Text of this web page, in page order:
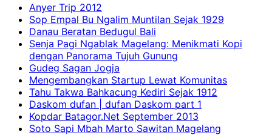
Anyer Trip 2012
Sop Empal Bu Ngalim Muntilan Sejak 1929
Danau Beratan Bedugul Bali
Senja Pagi Ngablak Magelang: Menikmati Kopi
dengan Panorama Tujuh Gunung
Gudeg Sagan Jogja
Mengembangkan Startup Lewat Komunitas
Tahu Takwa Bahkacung Kediri Sejak 1912
Daskom dufan | dufan Daskom part 1
Kopdar Batagor.Net September 2013
Soto Sapi Mbah Marto Sawitan Magelang